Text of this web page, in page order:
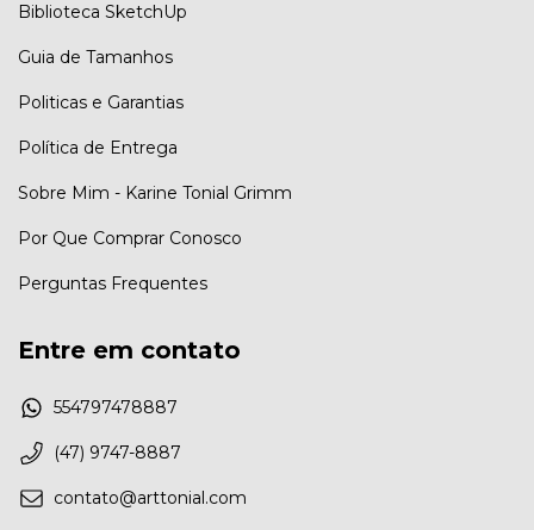
Biblioteca SketchUp
Guia de Tamanhos
Politicas e Garantias
Política de Entrega
Sobre Mim - Karine Tonial Grimm
Por Que Comprar Conosco
Perguntas Frequentes
Entre em contato
554797478887
(47) 9747-8887
contato@arttonial.com